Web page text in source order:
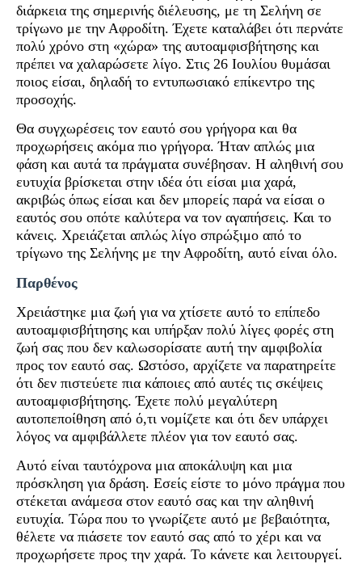
διάρκεια της σημερινής διέλευσης, με τη Σελήνη σε
τρίγωνο με την Αφροδίτη. Έχετε καταλάβει ότι περνάτε
πολύ χρόνο στη «χώρα» της αυτοαμφισβήτησης και
πρέπει να χαλαρώσετε λίγο. Στις 26 Ιουλίου θυμάσαι
ποιος είσαι, δηλαδή το εντυπωσιακό επίκεντρο της
προσοχής.
Θα συγχωρέσεις τον εαυτό σου γρήγορα και θα
προχωρήσεις ακόμα πιο γρήγορα. Ήταν απλώς μια
φάση και αυτά τα πράγματα συνέβησαν. Η αληθινή σου
ευτυχία βρίσκεται στην ιδέα ότι είσαι μια χαρά,
ακριβώς όπως είσαι και δεν μπορείς παρά να είσαι ο
εαυτός σου οπότε καλύτερα να τον αγαπήσεις. Και το
κάνεις. Χρειάζεται απλώς λίγο σπρώξιμο από το
τρίγωνο της Σελήνης με την Αφροδίτη, αυτό είναι όλο.
Παρθένος
Χρειάστηκε μια ζωή για να χτίσετε αυτό το επίπεδο
αυτοαμφισβήτησης και υπήρξαν πολύ λίγες φορές στη
ζωή σας που δεν καλωσορίσατε αυτή την αμφιβολία
προς τον εαυτό σας. Ωστόσο, αρχίζετε να παρατηρείτε
ότι δεν πιστεύετε πια κάποιες από αυτές τις σκέψεις
αυτοαμφισβήτησης. Έχετε πολύ μεγαλύτερη
αυτοπεποίθηση από ό,τι νομίζετε και ότι δεν υπάρχει
λόγος να αμφιβάλλετε πλέον για τον εαυτό σας.
Αυτό είναι ταυτόχρονα μια αποκάλυψη και μια
πρόσκληση για δράση. Εσείς είστε το μόνο πράγμα που
στέκεται ανάμεσα στον εαυτό σας και την αληθινή
ευτυχία. Τώρα που το γνωρίζετε αυτό με βεβαιότητα,
θέλετε να πιάσετε τον εαυτό σας από το χέρι και να
προχωρήσετε προς την χαρά. Το κάνετε και λειτουργεί.